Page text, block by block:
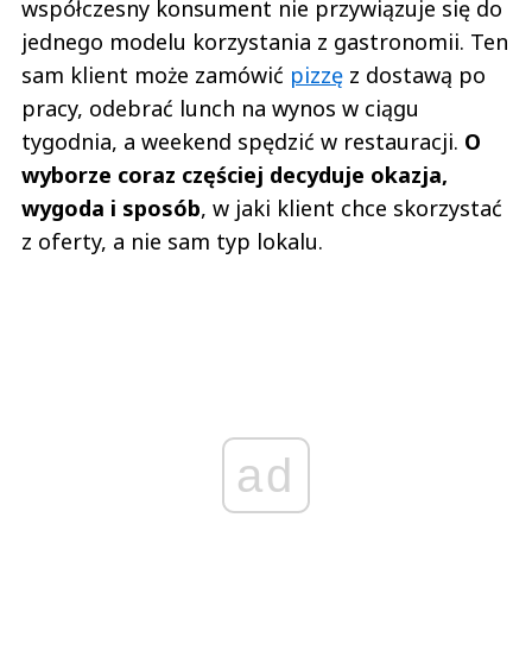
współczesny konsument nie przywiązuje się do
jednego modelu korzystania z gastronomii. Ten
sam klient może zamówić pizzę z dostawą po
pracy, odebrać lunch na wynos w ciągu
tygodnia, a weekend spędzić w restauracji. O
wyborze coraz częściej decyduje okazja,
wygoda i sposób, w jaki klient chce skorzystać
z oferty, a nie sam typ lokalu.
ad